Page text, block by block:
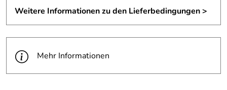
Entdecken Sie die Vielfalt der erzgebirgischen Holzkunst
in unserem Shop.
Weitere Informationen zu den Lieferbedingungen >
Mehr Informationen